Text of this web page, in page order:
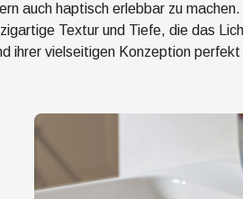
auch haptisch erlebbar zu
Textur und Tiefe, die das
vielseitigen Konzeption